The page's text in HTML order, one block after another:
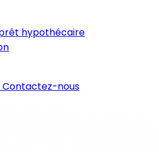
hypothécaire
Contactez-nous